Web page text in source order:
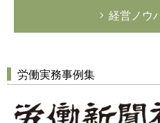
経営ノウ
労働実務事例集